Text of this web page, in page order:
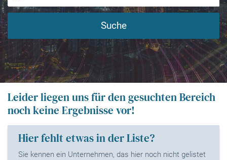
Suche
Leider liegen uns für den gesuchten Bereich
noch keine Ergebnisse vor!
Hier fehlt etwas in der Liste?
Sie kennen ein Unternehmen, das hier noch nicht gelistet